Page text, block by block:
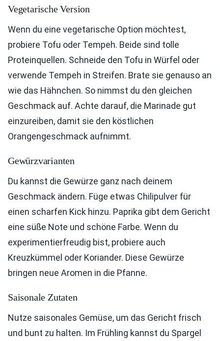
Vegetarische Version
Wenn du eine vegetarische Option möchtest,
probiere Tofu oder Tempeh. Beide sind tolle
Proteinquellen. Schneide den Tofu in Würfel oder
verwende Tempeh in Streifen. Brate sie genauso an
wie das Hähnchen. So nimmst du den gleichen
Geschmack auf. Achte darauf, die Marinade gut
einzureiben, damit sie den köstlichen
Orangengeschmack aufnimmt.
Gewürzvarianten
Du kannst die Gewürze ganz nach deinem
Geschmack ändern. Füge etwas Chilipulver für
einen scharfen Kick hinzu. Paprika gibt dem Gericht
eine süße Note und schöne Farbe. Wenn du
experimentierfreudig bist, probiere auch
Kreuzkümmel oder Koriander. Diese Gewürze
bringen neue Aromen in die Pfanne.
Saisonale Zutaten
Nutze saisonales Gemüse, um das Gericht frisch
und bunt zu halten. Im Frühling kannst du Spargel